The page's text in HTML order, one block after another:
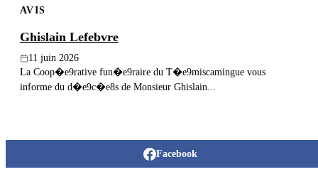
AVIS
Ghislain Lefebvre
11 juin 2026
La Coop�e9rative fun�e9raire du T�e9miscamingue vous
informe du d�e9c�e8s de Monsieur Ghislain...
Facebook